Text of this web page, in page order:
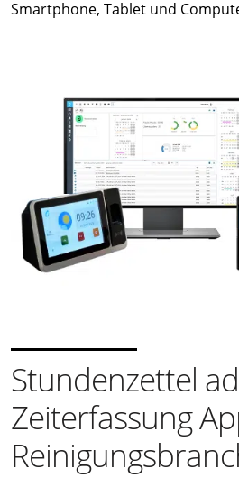
Smartphone, Tablet und
Stundenzettel
Zeiterfassung